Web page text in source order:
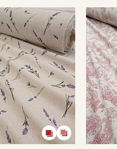
натуральных материалов, в
ассортименте
отрез при
оборотах;
проветриваемом
стороны.
ткани в зависимости от